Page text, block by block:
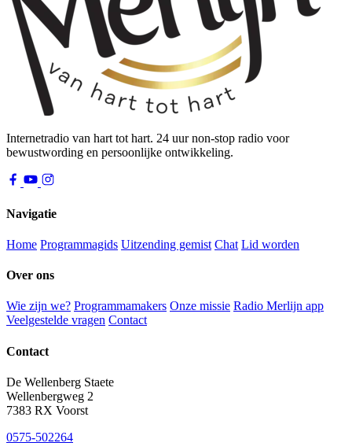
Internetradio van hart tot hart. 24 uur non-stop radio voor
bewustwording en persoonlijke ontwikkeling.
Navigatie
Home Programmagids Uitzending gemist Chat Lid worden
Over ons
Wie zijn we? Programmamakers Onze missie Radio Merlijn app
Veelgestelde vragen Contact
Contact
De Wellenberg Staete
Wellenbergweg 2
7383 RX Voorst
0575-502264